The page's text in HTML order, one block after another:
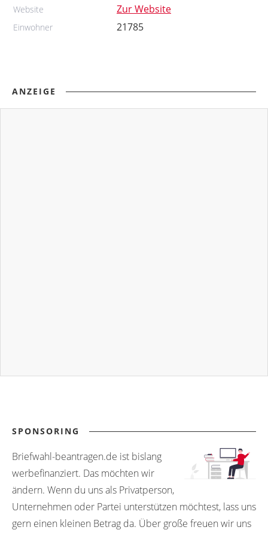
Website Zur Website
Einwohner 21785
ANZEIGE
SPONSORING
Briefwahl-beantragen.de ist bislang
werbefinanziert. Das möchten wir
ändern. Wenn du uns als Privatperson,
Unternehmen oder Partei unterstützen möchtest, lass uns
gern einen kleinen Betrag da. Über große freuen wir uns